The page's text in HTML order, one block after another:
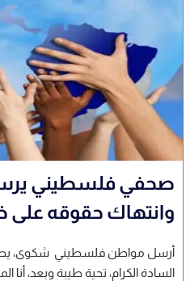
صحفي فلسطيني
وانتهاك حقوقه على
أرسل مواطن فلسطيني شكوى،
السادة الكرام، تحية طيبة وبعد،